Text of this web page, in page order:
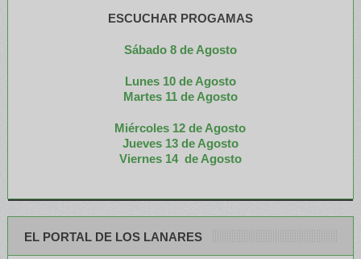
ESCUCHAR PROGAMAS
Sábado 8 de Agosto
Lunes 10 de Agosto
Martes 11 de Agosto
Miércoles 12 de Agosto
Jueves 13 de Agosto
Viernes 14 de Agosto
EL PORTAL DE LOS LANARES